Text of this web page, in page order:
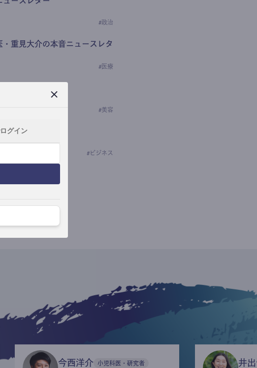
グイン
#政治
・重見大介の本音ニュースレタ
# 医療
品・皮膚科学の研究者）
#美容
# ビジネス
今西洋介 小児科医・研究者 井